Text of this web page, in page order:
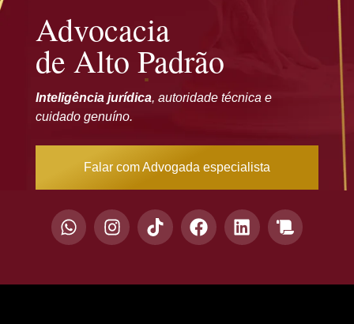
Advocacia
de Alto Padrão
Inteligência jurídica, autoridade técnica e
cuidado genuíno.
Falar com Advogada especialista